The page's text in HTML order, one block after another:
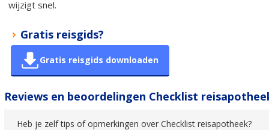
wijzigt snel.
Gratis reisgids?
Gratis reisgids downloaden
Reviews en beoordelingen Checklist
Heb je zelf tips of opmerkingen over Checklist reisapotheek?